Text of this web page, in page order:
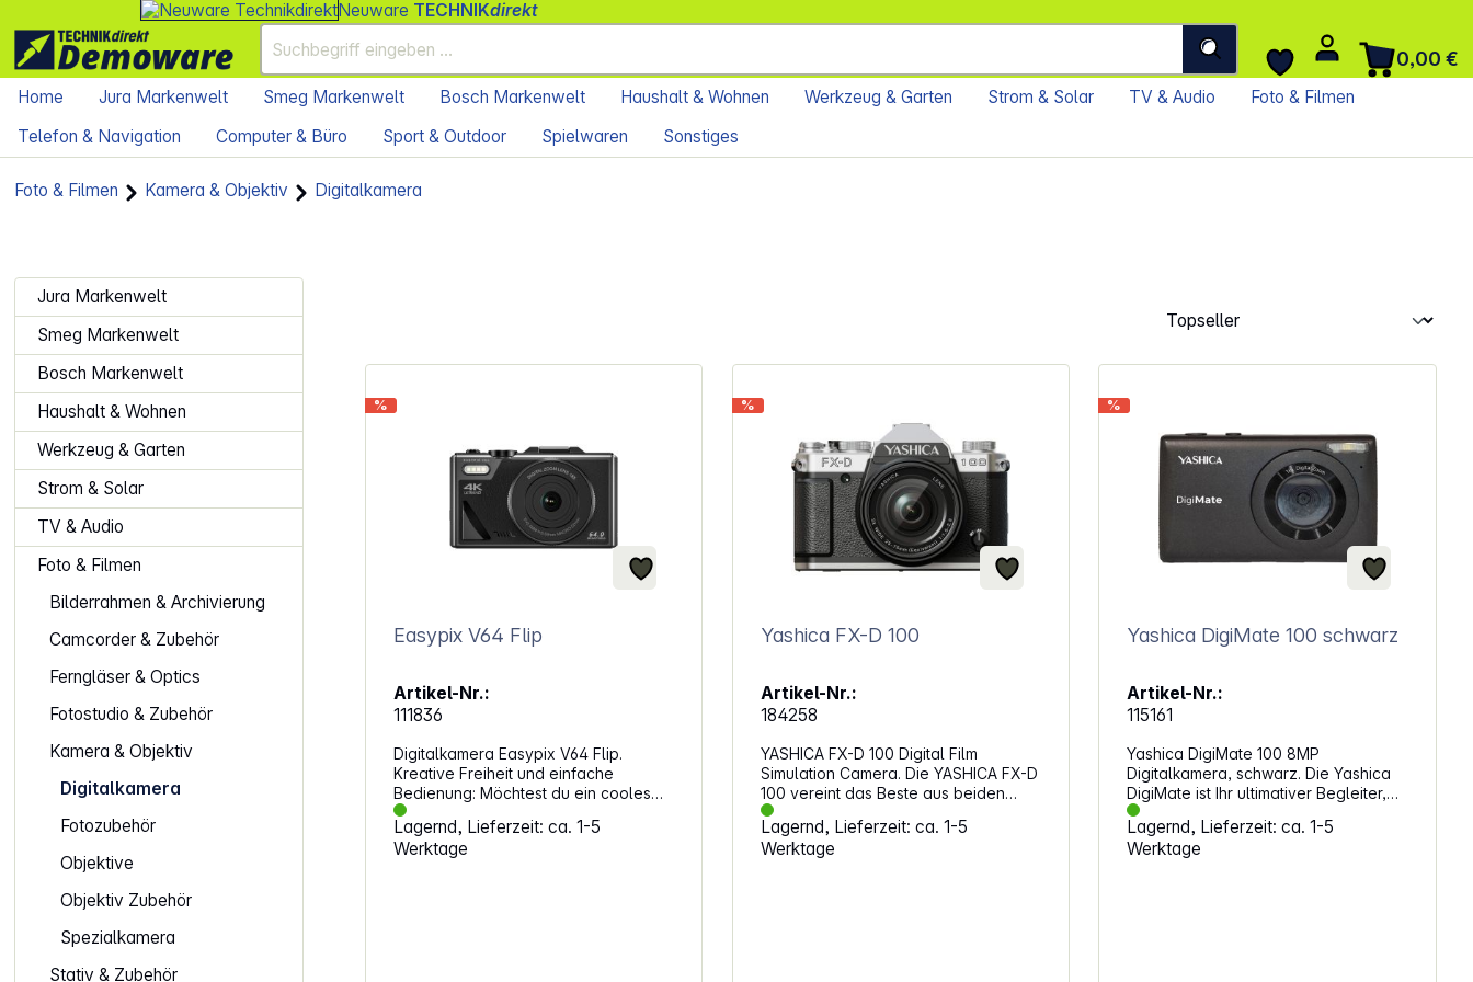
Neuware TECHNIKdirekt
0,00 €
Home Jura Markenwelt Smeg Markenwelt Bosch Markenwelt Haushalt & Wohnen Werkzeug & Garten Strom & Solar TV & Audio
Foto & Filmen
Telefon & Navigation
Computer & Büro Sport & Outdoor Spielwaren Sonstiges
Foto & Filmen Kamera & Objektiv Digitalkamera
Jura Markenwelt
Smeg Markenwelt
Bosch Markenwelt
Haushalt & Wohnen
Werkzeug & Garten
Strom & Solar
TV & Audio
Foto & Filmen
Bilderrahmen & Archivierung
Camcorder & Zubehör
Ferngläser & Optics
Fotostudio & Zubehör
Kamera & Objektiv
Digitalkamera
Fotozubehör
Objektive
Objektiv Zubehör
Spezialkamera
Stativ & Zubehör
%
Easypix V64 Flip
Artikel-Nr.:
111836
Digitalkamera Easypix V64 Flip.
Kreative Freiheit und einfache
Bedienung: Möchtest du ein cooles
Selfie machen? Klappe einfach den
3-Zoll-Bildschirm aus, drehe ihn, und
drücke auf den Auslöser. Mit Fotos
Lagernd, Lieferzeit: ca. 1-5
Werktage
%
Yashica FX-D 100
Artikel-Nr.:
184258
YASHICA FX-D 100 Digital Film
Simulation Camera. Die YASHICA FX-D
100 vereint das Beste aus beiden
Welten: die analoge Fotografie und
die digitale Technik. Mit dieser
Kamera kannst du die Freude am
Lagernd, Lieferzeit: ca. 1-5
Werktage
%
Yashica DigiMate 100 schwarz
Artikel-Nr.:
115161
Yashica DigiMate 100 8MP
Digitalkamera, schwarz. Die Yashica
DigiMate ist Ihr ultimativer Begleiter,
um die Momente des Lebens
festzuhalten, egal ob Sie sich im
Großstadtdschungel bewegen oder
Lagernd, Lieferzeit: ca. 1-5
Werktage